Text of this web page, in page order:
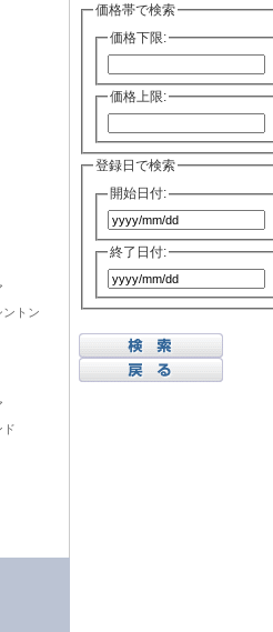
トン
ド
価格帯で検索
価格下限:
価格上限:
登録日で検索
開始日付:
終了日付: